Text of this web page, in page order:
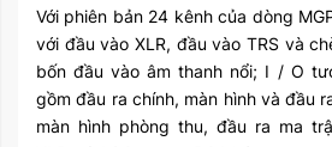
Với phiên bản 24 kênh của dòng
với đầu vào XLR, đầu vào TRS và
bốn đầu vào âm thanh nổi; I / O
gồm đầu ra chính, màn hình và đầu
màn hình phòng thu, đầu ra ma